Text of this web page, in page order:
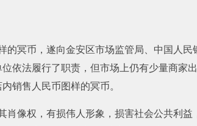
的冥币，遂向金安区市场监管局、中国人民
依法履行了职责，但市场上仍有少量商家
销售人民币图样的冥币。
像权，有损伟人形象，损害社会公共利益